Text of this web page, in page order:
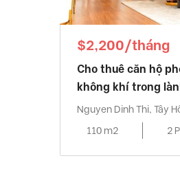
$2,200/tháng
Cho thuê căn hộ
không khí trong
Nguyen Dinh Thi, Tây
110 m2
2